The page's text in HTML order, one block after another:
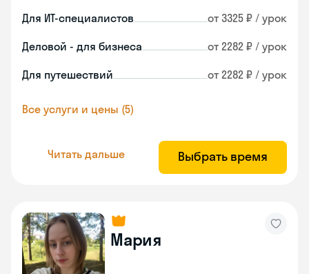
Для ИТ-специалистов от 3325 ₽ / урок
Деловой - для бизнеса от 2282 ₽ / урок
Для путешествий от 2282 ₽ / урок
Все услуги и цены (5)
Читать дальше Выбрать время
Мария